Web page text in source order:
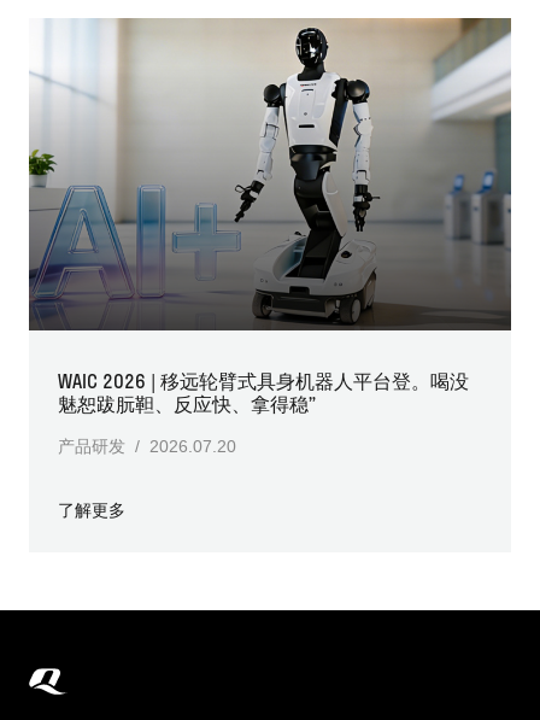
WAIC 2026 | 移远轮臂式具身机器人平台登。喝没
魅恕跋朊靼、反应快、拿得稳”
产品研发 / 2026.07.20
了解更多